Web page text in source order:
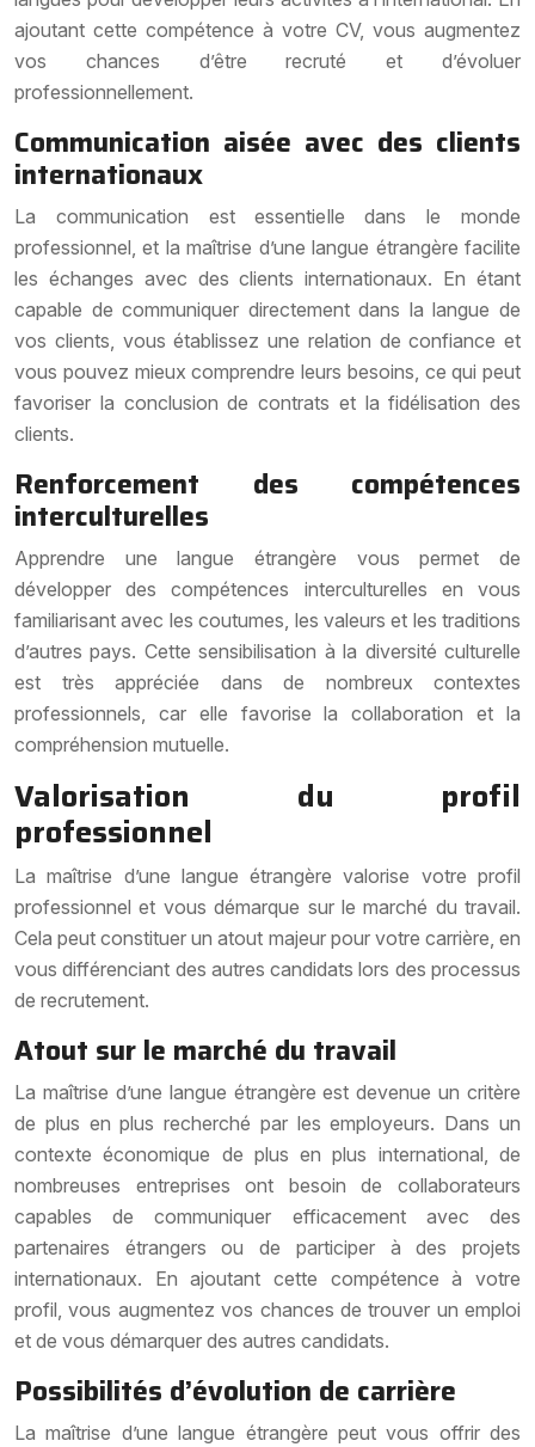
ajoutant cette compétence à votre CV, vous augmentez
vos chances d’être recruté et d’évoluer
professionnellement.
Communication aisée avec des clients
internationaux
La communication est essentielle dans le monde
professionnel, et la maîtrise d’une langue étrangère facilite
les échanges avec des clients internationaux. En étant
capable de communiquer directement dans la langue de
vos clients, vous établissez une relation de confiance et
vous pouvez mieux comprendre leurs besoins, ce qui peut
favoriser la conclusion de contrats et la fidélisation des
clients.
Renforcement des compétences
interculturelles
Apprendre une langue étrangère vous permet de
développer des compétences interculturelles en vous
familiarisant avec les coutumes, les valeurs et les traditions
d’autres pays. Cette sensibilisation à la diversité culturelle
est très appréciée dans de nombreux contextes
professionnels, car elle favorise la collaboration et la
compréhension mutuelle.
Valorisation du profil
professionnel
La maîtrise d’une langue étrangère valorise votre profil
professionnel et vous démarque sur le marché du travail.
Cela peut constituer un atout majeur pour votre carrière, en
vous différenciant des autres candidats lors des processus
de recrutement.
Atout sur le marché du travail
La maîtrise d’une langue étrangère est devenue un critère
de plus en plus recherché par les employeurs. Dans un
contexte économique de plus en plus international, de
nombreuses entreprises ont besoin de collaborateurs
capables de communiquer efficacement avec des
partenaires étrangers ou de participer à des projets
internationaux. En ajoutant cette compétence à votre
profil, vous augmentez vos chances de trouver un emploi
et de vous démarquer des autres candidats.
Possibilités d’évolution de carrière
La maîtrise d’une langue étrangère peut vous offrir des